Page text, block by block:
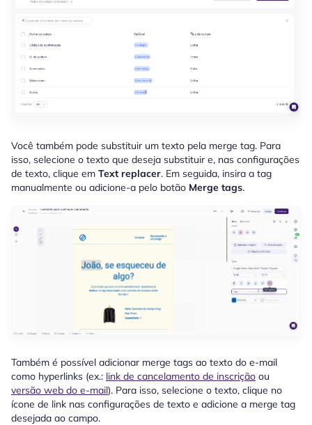
Você também pode substituir um texto pela merge tag. Para
isso, selecione o texto que deseja substituir e, nas configurações
de texto, clique em Text replacer. Em seguida, insira a tag
manualmente ou adicione-a pelo botão Merge tags.
Também é possível adicionar merge tags ao texto do e-mail
como hyperlinks (ex.: link de cancelamento de inscrição ou
versão web do e-mail). Para isso, selecione o texto, clique no
ícone de link nas configurações de texto e adicione a merge tag
desejada ao campo.